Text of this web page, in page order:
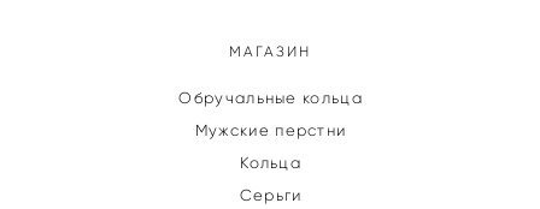
МАГАЗИН
Обручальные кольца
Мужские перстни
Кольца
Серьги